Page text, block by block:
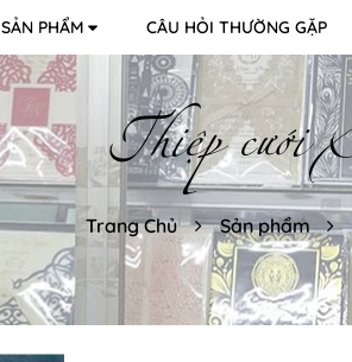
SẢN PHẨM CÂU HỎI THƯỜNG GẶP
Thiệp cưới
Trang Chủ Sản phẩm